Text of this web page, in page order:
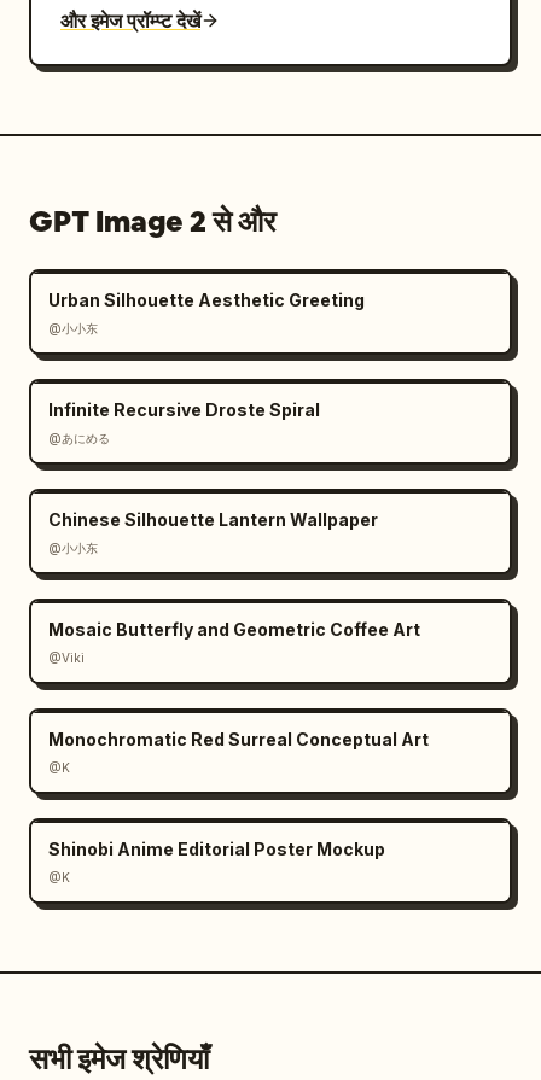
और इमेज प्रॉम्प्ट देखें
GPT Image 2 से और
Urban Silhouette Aesthetic Greeting
@小小东
Infinite Recursive Droste Spiral
@あにめる
Chinese Silhouette Lantern Wallpaper
@小小东
Mosaic Butterfly and Geometric Coffee Art
@Viki
Monochromatic Red Surreal Conceptual Art
@K
Shinobi Anime Editorial Poster Mockup
@K
सभी इमेज श्रेणियाँ